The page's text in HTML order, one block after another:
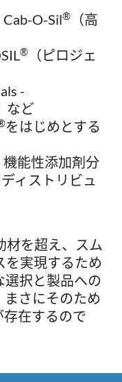
O-Sil®
（高
®
（ピロジェ
-
など
をはじめとする
機能性添加剤分
ィストリビュ
材を超え、スム
を実現するため
選択と製品への
さにそのため
存在するので